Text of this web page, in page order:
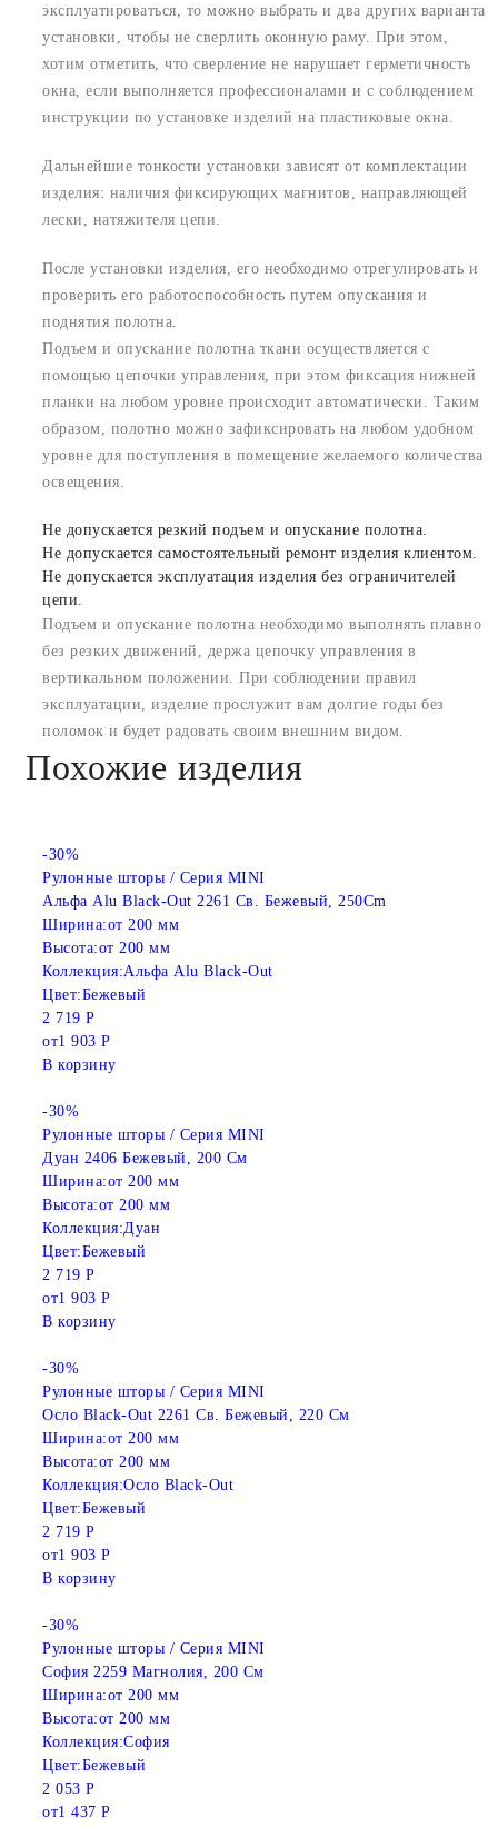
эксплуатироваться, то можно выбрать и два других варианта
установки, чтобы не сверлить оконную раму. При этом,
хотим отметить, что сверление не нарушает герметичность
окна, если выполняется профессионалами и с соблюдением
инструкции по установке изделий на пластиковые окна.
Дальнейшие тонкости установки зависят от комплектации
изделия: наличия фиксирующих магнитов, направляющей
лески, натяжителя цепи.
После установки изделия, его необходимо отрегулировать и
проверить его работоспособность путем опускания и
поднятия полотна.
Подъем и опускание полотна ткани осуществляется с
помощью цепочки управления, при этом фиксация нижней
планки на любом уровне происходит автоматически. Таким
образом, полотно можно зафиксировать на любом удобном
уровне для поступления в помещение желаемого количества
освещения.
Не допускается резкий подъем и опускание полотна.
Не допускается самостоятельный ремонт изделия клиентом.
Не допускается эксплуатация изделия без ограничителей
цепи.
Подъем и опускание полотна необходимо выполнять плавно
без резких движений, держа цепочку управления в
вертикальном положении. При соблюдении правил
эксплуатации, изделие прослужит вам долгие годы без
поломок и будет радовать своим внешним видом.
Похожие изделия
-30%
Рулонные шторы / Серия MINI
Альфа Alu Black-Out 2261 Св. Бежевый, 250Cm
Ширина:от 200 мм
Высота:от 200 мм
Коллекция:Альфа Alu Black-Out
Цвет:Бежевый
2 719 Р
от1 903 Р
В корзину
-30%
Рулонные шторы / Серия MINI
Дуан 2406 Бежевый, 200 См
Ширина:от 200 мм
Высота:от 200 мм
Коллекция:Дуан
Цвет:Бежевый
2 719 Р
от1 903 Р
В корзину
-30%
Рулонные шторы / Серия MINI
Осло Black-Out 2261 Св. Бежевый, 220 См
Ширина:от 200 мм
Высота:от 200 мм
Коллекция:Осло Black-Out
Цвет:Бежевый
2 719 Р
от1 903 Р
В корзину
-30%
Рулонные шторы / Серия MINI
София 2259 Магнолия, 200 См
Ширина:от 200 мм
Высота:от 200 мм
Коллекция:София
Цвет:Бежевый
2 053 Р
от1 437 Р